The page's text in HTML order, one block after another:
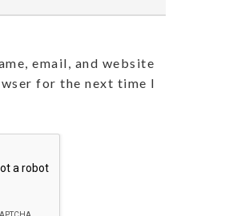
email, and website
for the next time I